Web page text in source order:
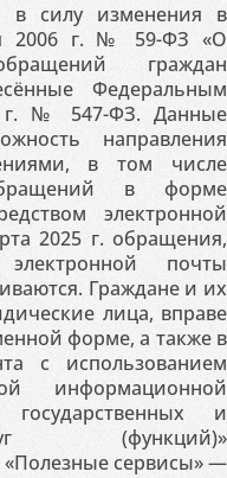
в силу изменения в
2006 г. № 59-ФЗ «О
граждан
Федеральным
г. № 547-ФЗ. Данные
направления
в том числе
в форме
электронной
2025 г. обращения,
почты
Граждане и их
лица, вправе
форме, а также в
с использованием
информационной
и
(функций)»
«Полезные сервисы» —